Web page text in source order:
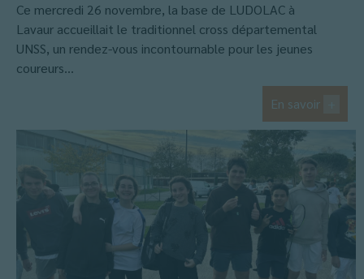
Ce mercredi 26 novembre, la base de LUDOLAC à
Lavaur accueillait le traditionnel cross départemental
UNSS, un rendez-vous incontournable pour les jeunes
coureurs...
En savoir